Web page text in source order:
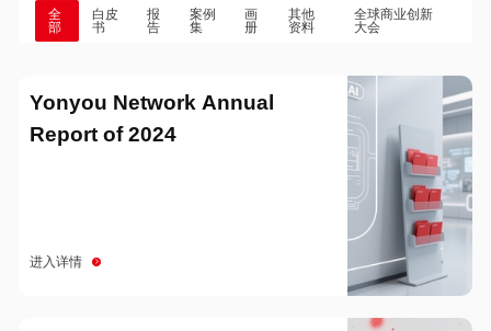
全
部
白皮
书
报
告
案例
集
画
册
其他
资料
全球商业创新
大会
Yonyou Network Annual
Report of 2024
进入详情